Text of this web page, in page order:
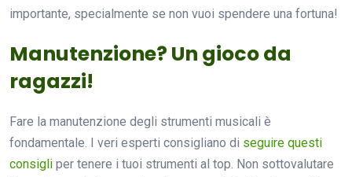
importante, specialmente se non vuoi spendere una fortuna!
Manutenzione? Un gioco da
ragazzi!
Fare la manutenzione degli strumenti musicali è
fondamentale. I veri esperti consigliano di seguire questi
consigli per tenere i tuoi strumenti al top. Non sottovalutare